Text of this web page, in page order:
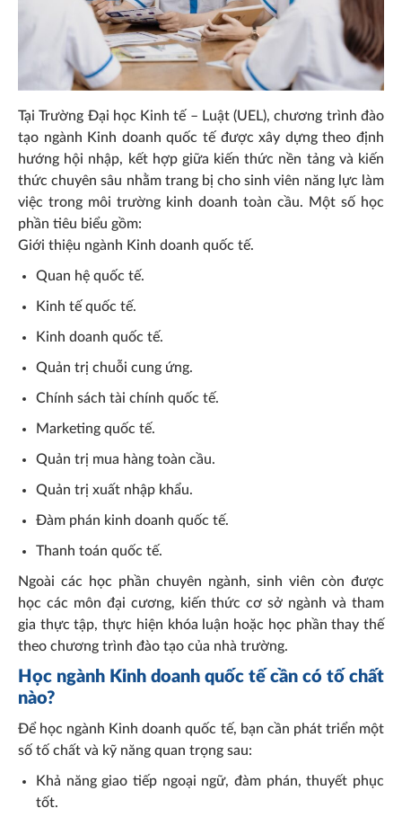
Tại Trường Đại học Kinh tế – Luật (UEL), chương trình đào
tạo ngành Kinh doanh quốc tế được xây dựng theo định
hướng hội nhập, kết hợp giữa kiến thức nền tảng và kiến
thức chuyên sâu nhằm trang bị cho sinh viên năng lực làm
việc trong môi trường kinh doanh toàn cầu. Một số học
phần tiêu biểu gồm:
Giới thiệu ngành Kinh doanh quốc tế.
Quan hệ quốc tế.
Kinh tế quốc tế.
Kinh doanh quốc tế.
Quản trị chuỗi cung ứng.
Chính sách tài chính quốc tế.
Marketing quốc tế.
Quản trị mua hàng toàn cầu.
Quản trị xuất nhập khẩu.
Đàm phán kinh doanh quốc tế.
Thanh toán quốc tế.
Ngoài các học phần chuyên ngành, sinh viên còn được
học các môn đại cương, kiến thức cơ sở ngành và tham
gia thực tập, thực hiện khóa luận hoặc học phần thay thế
theo chương trình đào tạo của nhà trường.
Học ngành Kinh doanh quốc tế cần có tố chất
nào?
Để học ngành Kinh doanh quốc tế, bạn cần phát triển một
số tố chất và kỹ năng quan trọng sau:
Khả năng giao tiếp ngoại ngữ, đàm phán, thuyết phục
tốt.